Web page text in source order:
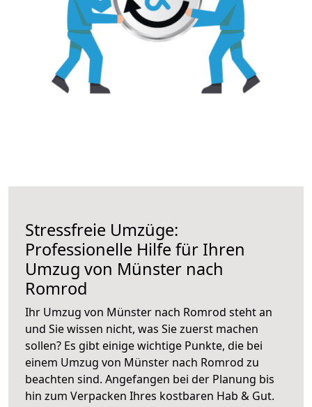
Stressfreie Umzüge:
Professionelle Hilfe für Ihren
Umzug von Münster nach
Romrod
Ihr Umzug von Münster nach Romrod steht an
und Sie wissen nicht, was Sie zuerst machen
sollen? Es gibt einige wichtige Punkte, die bei
einem Umzug von Münster nach Romrod zu
beachten sind. Angefangen bei der Planung bis
hin zum Verpacken Ihres kostbaren Hab & Gut.